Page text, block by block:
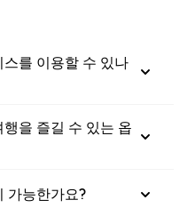
를 이용할 수 있나
을 즐길 수 있는 옵
가능한가요?